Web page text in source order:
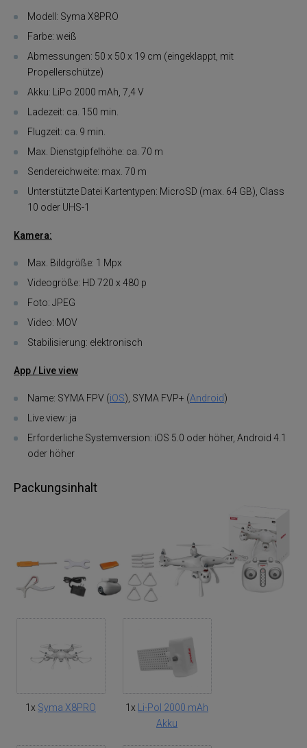
Modell: Syma X8PRO
Farbe: weiß
Abmessungen: 50 x 50 x 19 cm (eingeklappt, mit
Propellerschütze)
Akku: LiPo 2000 mAh, 7,4 V
Ladezeit: ca. 150 min.
Flugzeit: ca. 9 min.
Max. Dienstgipfelhöhe: ca. 70 m
Sendereichweite: max. 70 m
Unterstützte Datei Kartentypen: MicroSD (max. 64 GB), Class
10 oder UHS-1
Kamera:
Max. Bildgröße: 1 Mpx
Videogröße: HD 720 x 480 p
Foto: JPEG
Video: MOV
Stabilisierung: elektronisch
App / Live view
Name: SYMA FPV (iOS), SYMA FVP+ (Android)
Live view: ja
Erforderliche Systemversion: iOS 5.0 oder höher, Android 4.1
oder höher
Packungsinhalt
1x Syma X8PRO 1x
Li-Pol 2000 mAh
Akku